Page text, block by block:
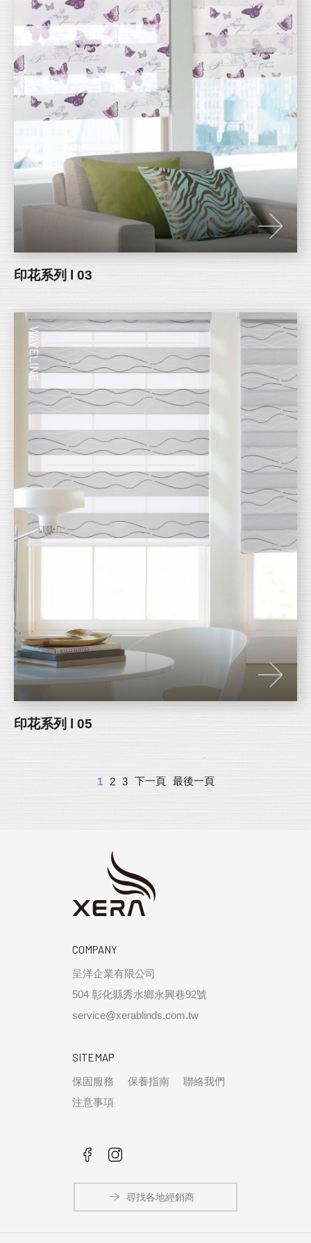
印花系列 l 03
WAVELINE
印花系列 l 05
1 2 3 下一頁 最後一頁
COMPANY
呈洋企業有限公司
504 彰化縣秀水鄉永興巷92號
service@xerablinds.com.tw
SITEMAP
保固服務 保養指南
聯絡我們
注意事項
尋找各地經銷商